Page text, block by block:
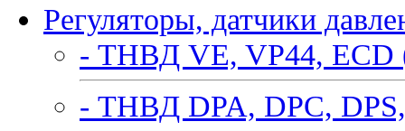
Регуляторы, датчики
- ТНВД VE, VP44, ECD
- ТНВД DPA, DPC,